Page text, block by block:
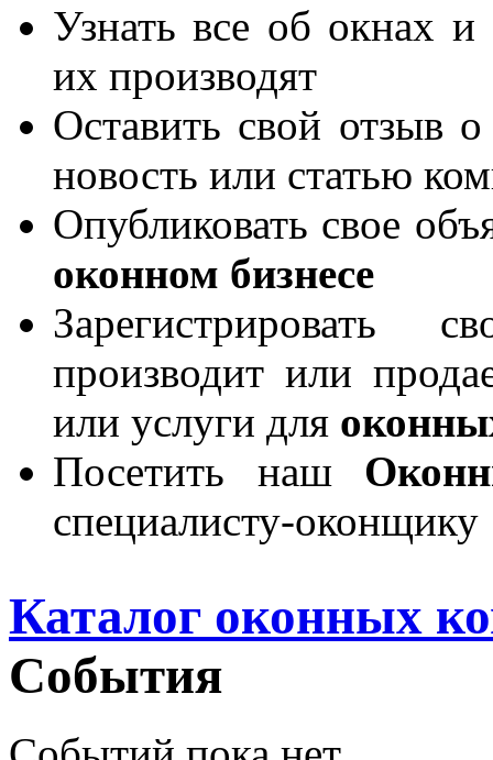
Узнать все об окнах и
их производят
Оставить свой отзыв
новость или статью
Опубликовать свое
оконном бизнесе
производит или
или услуги для
Посетить наш
специалисту-оконщику
Каталог оконных
События